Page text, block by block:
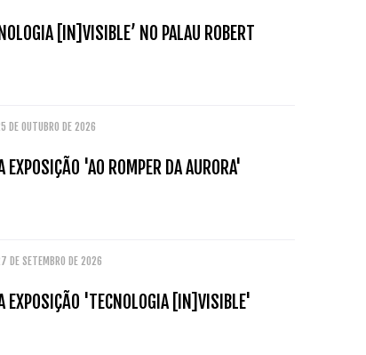
[IN]VISIBLE’ NO PALAU ROBERT
OUTUBRO DE 2026
EXPOSIÇÃO 'AO ROMPER DA AURORA'
DE SETEMBRO DE 2026
EXPOSIÇÃO 'TECNOLOGIA [IN]VISIBLE'